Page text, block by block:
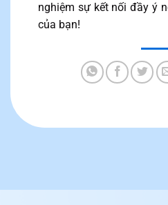
nghiệm sự kết nối đầy ý
của bạn!